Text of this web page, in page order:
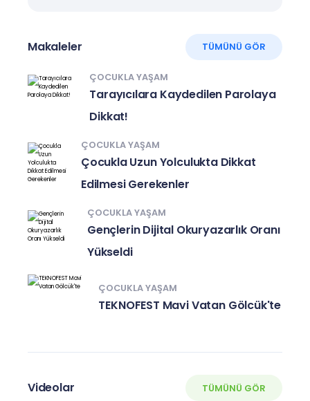
Makaleler TÜMÜNÜ GÖR
ÇOCUKLA YAŞAM
Tarayıcılara Kaydedilen Parolaya
Dikkat!
ÇOCUKLA YAŞAM
Çocukla Uzun Yolculukta Dikkat
Edilmesi Gerekenler
ÇOCUKLA YAŞAM
Gençlerin Dijital Okuryazarlık Oranı
Yükseldi
ÇOCUKLA YAŞAM
TEKNOFEST Mavi Vatan Gölcük'te
Videolar TÜMÜNÜ GÖR